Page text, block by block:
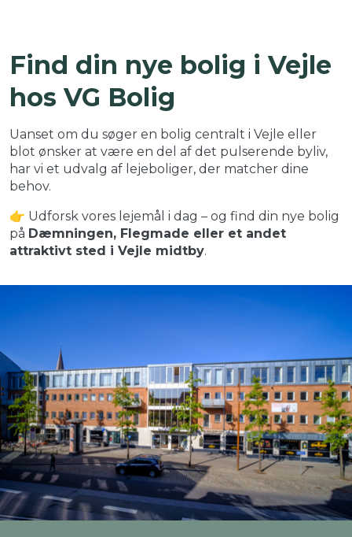
Find din nye bolig i Vejle
hos VG Bolig
Uanset om du søger en bolig centralt i Vejle eller
blot ønsker at være en del af det pulserende byliv,
har vi et udvalg af lejeboliger, der matcher dine
behov.
👉 Udforsk vores lejemål i dag – og find din nye bolig
på Dæmningen, Flegmade eller et andet
attraktivt sted i Vejle midtby.